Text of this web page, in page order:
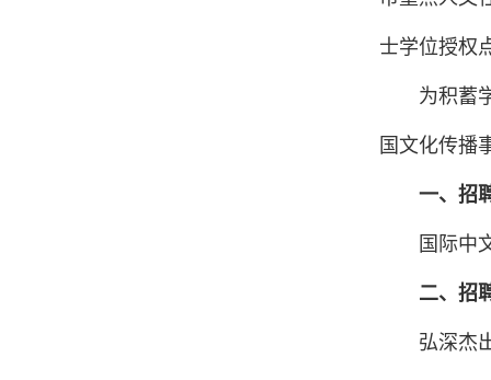
士学位授权
为积蓄
国文化传播
一、招
国际中
二、招
弘深杰